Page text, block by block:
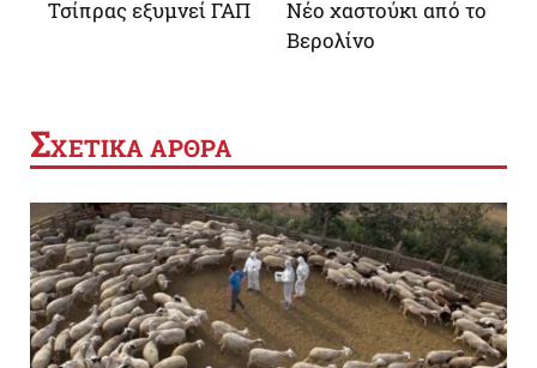
Τσίπρας εξυμνεί ΓΑΠ
Νέο χαστούκι από το
Βερολίνο
ΣΧΕΤΙΚΑ ΑΡΘΡΑ